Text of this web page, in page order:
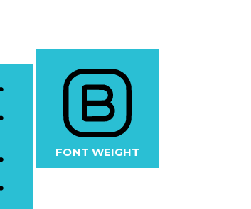
FONT WEIGHT